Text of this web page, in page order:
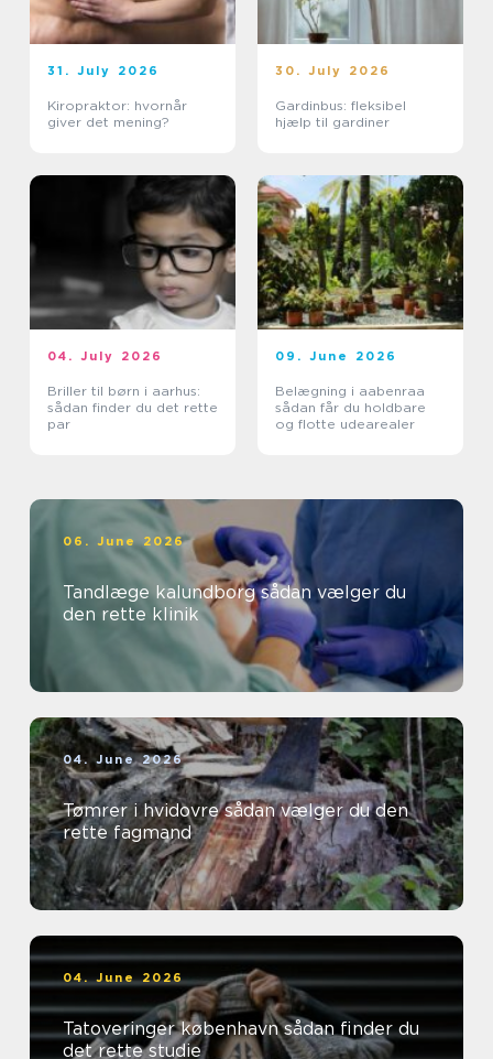
31. July 2026
Kiropraktor: hvornår
giver det mening?
30. July 2026
Gardinbus: fleksibel
hjælp til gardiner
04. July 2026
Briller til børn i aarhus:
sådan finder du det rette
par
09. June 2026
Belægning i aabenraa
sådan får du holdbare
og flotte udearealer
06. June 2026
Tandlæge kalundborg sådan vælger du
den rette klinik
04. June 2026
Tømrer i hvidovre sådan vælger du den
rette fagmand
04. June 2026
Tatoveringer københavn sådan finder du
det rette studie